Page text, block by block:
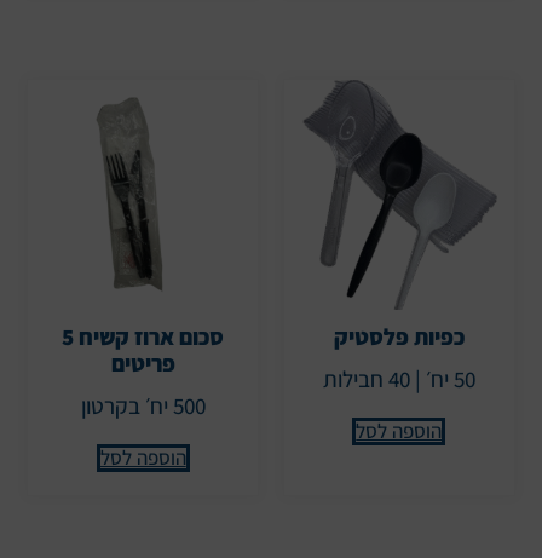
כפיות פלסטיק
50 יח׳ | 40 חבילות
הוספה לסל
סכום ארוז קשיח 5
פריטים
500 יח׳ בקרטון
הוספה לסל